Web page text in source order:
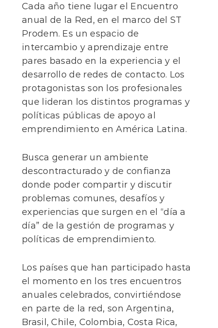
Cada año tiene lugar el Encuentro
anual de la Red, en el marco del ST
Prodem. Es un espacio de
intercambio y aprendizaje entre
pares basado en la experiencia y el
desarrollo de redes de contacto. Los
protagonistas son los profesionales
que lideran los distintos programas y
políticas públicas de apoyo al
emprendimiento en América Latina.
Busca generar un ambiente
descontracturado y de confianza
donde poder compartir y discutir
problemas comunes, desafíos y
experiencias que surgen en el “día a
día” de la gestión de programas y
políticas de emprendimiento.
Los países que han participado hasta
el momento en los tres encuentros
anuales celebrados, convirtiéndose
en parte de la red, son Argentina,
Brasil, Chile, Colombia, Costa Rica,